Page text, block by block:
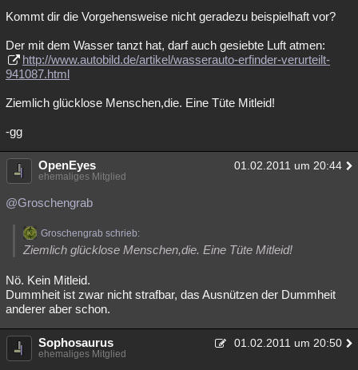
Kommt dir die Vorgehensweise nicht geradezu beispielhaft vor?
Der mit dem Wasser tanzt hat, darf auch gesiebte Luft atmen:
http://www.autobild.de/artikel/wasserauto-erfinder-verurteilt-
941087.html
Ziemlich glücklose Menschen,die. Eine Tüte Mitleid!
-gg
OpenEyes 01.02.2011 um 20:44
ehemaliges Mitglied
@Groschengrab
Groschengrab schrieb:
Ziemlich glücklose Menschen,die. Eine Tüte Mitleid!
Nö. Kein Mitleid.
Dummheit ist zwar nicht strafbar, das Ausnützen der Dummheit
anderer aber schon.
Sophosaurus 01.02.2011 um 20:50
ehemaliges Mitglied